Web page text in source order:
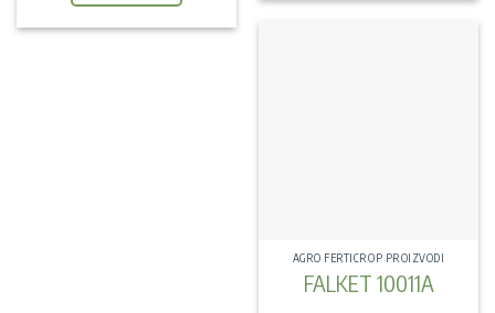
AGRO FERTICROP PROIZVODI
FALKET 10011A